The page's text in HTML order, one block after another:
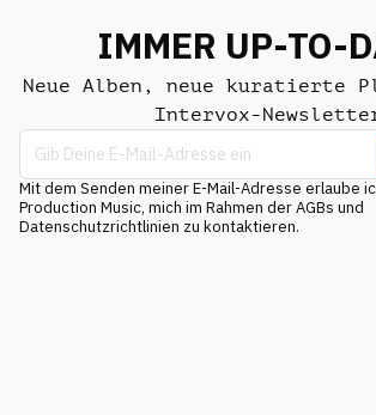
IMMER UP-TO-
Neue Alben, neue kuratierte
Intervox-
Mit dem Senden meiner E-Mail-Adresse erlaube
Production Music, mich im Rahmen der AGBs und
Datenschutzrichtlinien zu kontaktieren.